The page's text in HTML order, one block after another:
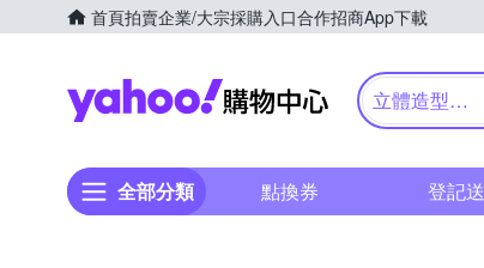
首頁拍賣企業/大宗採購入口合作招商App下載
Yahoo購物中心
立體造型拼
全部分類 點換券 登記送